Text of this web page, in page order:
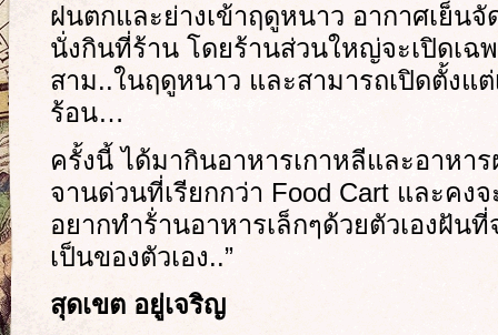
ฝนตกและย่างเข้าฤดูหนาว อากาศเย็น
นั่งกินที่ร้าน โดยร้านส่วนใหญ่จะเปิดเฉ
สาม..ในฤดูหนาว และสามารถเปิดตั้งแ
ร้อน…
ครั้งนี้ ได้มากินอาหารเกาหลีและอาหา
จานด่วนที่เรียกกว่า Food Cart และค
อยากทำร้่านอาหารเล็กๆด้วยตัวเองฝัน
เป็นของตัวเอง..”
สุดเขต อยู่เจริญ